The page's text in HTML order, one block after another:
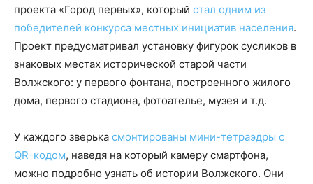
проекта «Город первых», который стал одним из
победителей конкурса местных инициатив населения.
Проект предусматривал установку фигурок сусликов в
знаковых местах исторической старой части
Волжского: у первого фонтана, построенного жилого
дома, первого стадиона, фотоателье, музея и т.д.
У каждого зверька смонтированы мини-тетраэдры с
QR-кодом, наведя на который камеру смартфона,
можно подробно узнать об истории Волжского. Они